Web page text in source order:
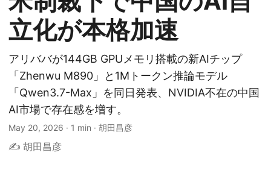
立化が本格加速
アリババが144GB GPUメモリ搭載の新AIチップ
「Zhenwu M890」と1Mトークン推論モデル
「Qwen3.7-Max」を同日発表、NVIDIA不在の中国
AI市場で存在感を増す。
May 20, 2026 · 1 min · 胡田昌彦
✍️ 胡田昌彦